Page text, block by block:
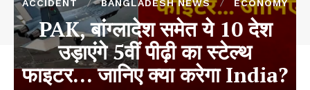
ACCIDENT BANGLADESH NEWS ECONOMY
PAK, बांग्लादेश समेत ये 10 देश
उड़ाएंगे 5वीं पीढ़ी का स्टेल्थ
फाइटर… जानिए क्या करेगा India?